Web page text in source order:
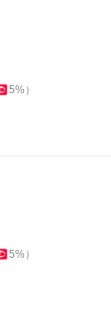
5%）
5%）